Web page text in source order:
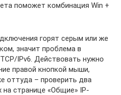
поможет комбинация Win +
горят серым или же
значит проблема в
IPv6. Действовать нужно
правой кнопкой мыши,
оттуда – проверить два
на странице «Общие» IP-